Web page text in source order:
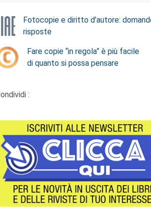
Fotocopie e diritto d’autore:
risposte
Fare copie “in regola” è più facile
di quanto si possa pensare
: